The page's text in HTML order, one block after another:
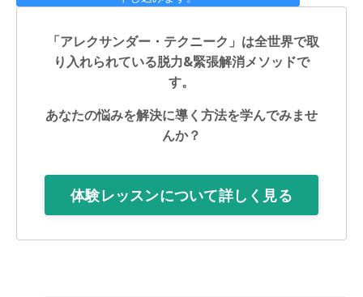
「アレクサンダー・テクニーク」は全世界で取
り入れられている脱力&緊張解消メソッドで
す。
あなたの悩みを解決に導く方法を学んでみませ
んか？
体験レッスンについて詳しく見る